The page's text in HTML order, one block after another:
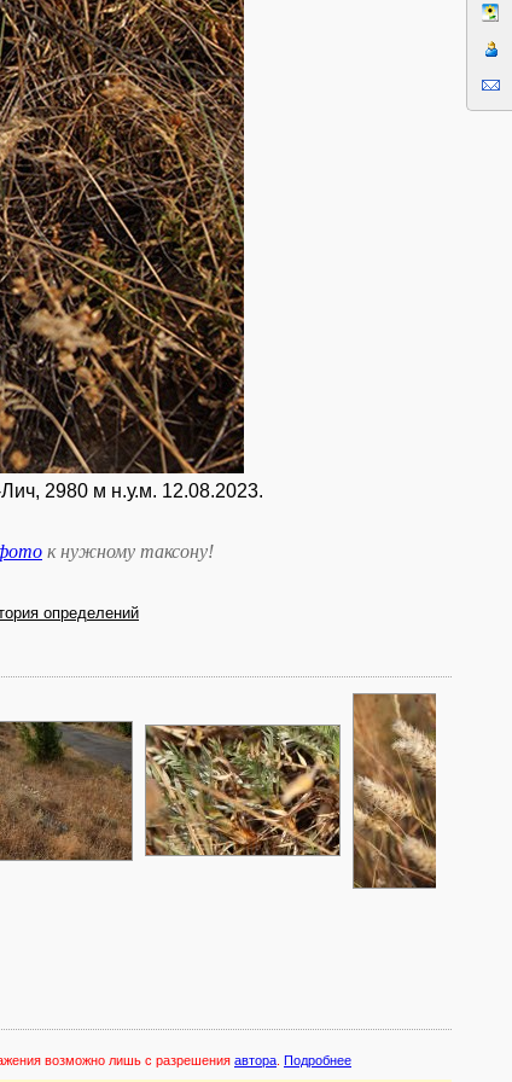
2980 м н.у.м. 12.08.2023.
к нужному таксону!
определений
возможно лишь с разрешения автора Подробнее